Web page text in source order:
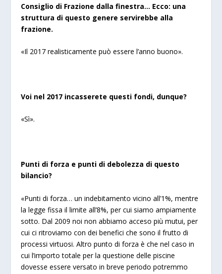
Consiglio di Frazione dalla finestra… Ecco: una
struttura di questo genere servirebbe alla
frazione.
«Il 2017 realisticamente può essere l’anno buono».
Voi nel 2017 incasserete questi fondi, dunque?
«Sì».
Punti di forza e punti di debolezza di questo
bilancio?
«Punti di forza… un indebitamento vicino all’1%, mentre
la legge fissa il limite all’8%, per cui siamo ampiamente
sotto. Dal 2009 noi non abbiamo acceso più mutui, per
cui ci ritroviamo con dei benefici che sono il frutto di
processi virtuosi. Altro punto di forza è che nel caso in
cui l’importo totale per la questione delle piscine
dovesse essere versato in breve periodo potremmo